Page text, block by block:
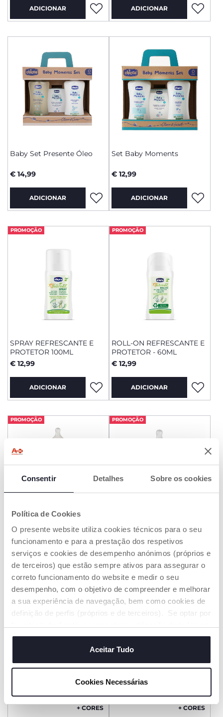
Consentir Detalhes Sobre os cookies
Política de Cookies
O presente website utiliza cookies técnicos para o seu
funcionamento e para a prestação dos respetivos
serviços e cookies de desempenho anónimos (próprios e
de terceiros) que estão sempre ativos para assegurar o
correto funcionamento do website e medir o seu
desempenho, com o objetivo de compreender e melhorar
a sua experiência de navegação, bem como cookies de
definição de perfis (próprios e de terceiros). Se optar por
cookies. Se quiser saber mais, alterar ou revogar o
consentimento de todos ou de alguns cookies, clique em
"mostrar detalhes". Ao fechar este aviso, está a
são necessários e essenciais para garantir o
funcionamento desta página.
Aceitar Tudo
Cookies Necessárias
ADICIONAR ADICIONAR
Baby Set Presente Óleo
€ 14,99
ADICIONAR
Set Baby Moments
€ 12,99
ADICIONAR
PROMOÇÃO
SPRAY REFRESCANTE E
PROTETOR 100ML
€ 12,99
ADICIONAR
PROMOÇÃO
ROLL-ON REFRESCANTE E
PROTETOR - 60ML
€ 12,99
ADICIONAR
PROMOÇÃO
Biberão de Vidro Perfect
Easy 240 ml Fluxo Lento
€ 12,99
ADICIONAR
PROMOÇÃO
Biberão PERFECT EASY 150
ml Fluxo Lento
€ 12,99
ADICIONAR
+ CORES + CORES